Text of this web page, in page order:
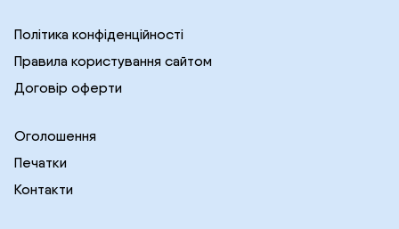
Політика конфіденційності
Правила користування сайтом
Договір оферти
Оголошення
Печатки
Контакти